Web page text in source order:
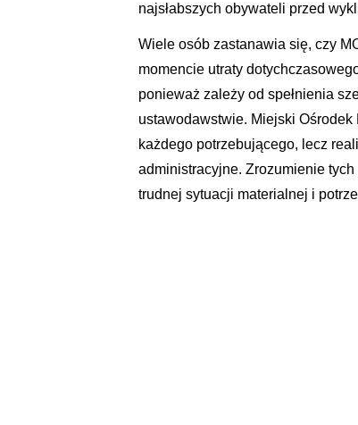
najsłabszych obywateli przed
Wiele osób zastanawia się, czy
momencie utraty
ponieważ zależy od spełnienia
ustawodawstwie. Miejski Ośrodek
każdego potrzebującego, lecz
administracyjne. Zrozumienie
trudnej sytuacji materialnej i